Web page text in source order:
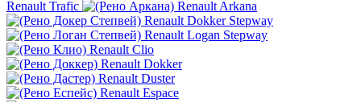
Renault Trafic
Renault Arkana
Renault Dokker Stepway
Renault Logan Stepway
Renault Clio
Renault Dokker
Renault Duster
Renault Espace